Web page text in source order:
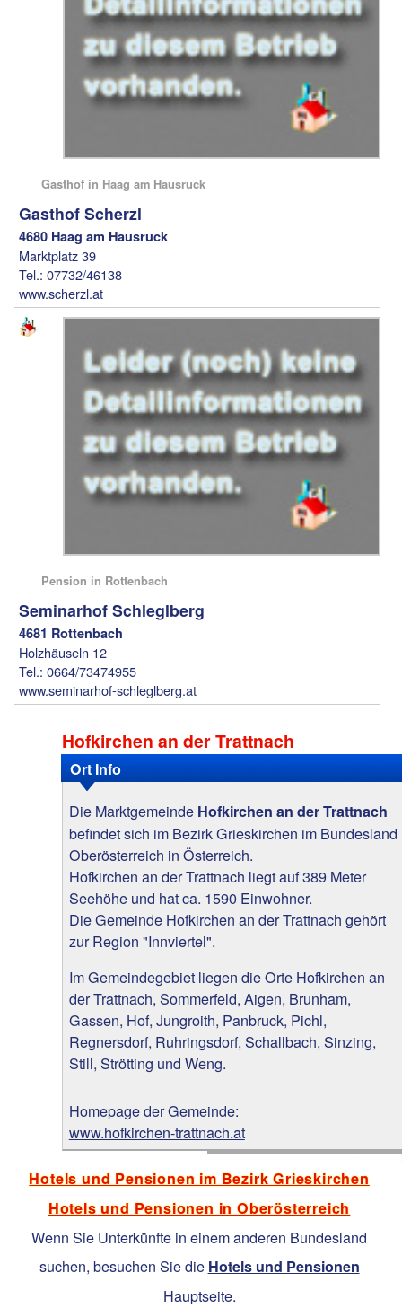
Gasthof in Haag am Hausruck
Gasthof Scherzl
4680 Haag am Hausruck
Marktplatz 39
Tel.: 07732/46138
www.scherzl.at
Pension in Rottenbach
Seminarhof Schleglberg
4681 Rottenbach
Holzhäuseln 12
Tel.: 0664/73474955
www.seminarhof-schleglberg.at
Hofkirchen an der Trattnach
Ort Info
Die Marktgemeinde Hofkirchen an der Trattnach
befindet sich im Bezirk Grieskirchen im Bundesland
Oberösterreich in Österreich.
Hofkirchen an der Trattnach liegt auf 389 Meter
Seehöhe und hat ca. 1590 Einwohner.
Die Gemeinde Hofkirchen an der Trattnach gehört
zur Region "Innviertel".
Im Gemeindegebiet liegen die Orte Hofkirchen an
der Trattnach, Sommerfeld, Aigen, Brunham,
Gassen, Hof, Jungroith, Panbruck, Pichl,
Regnersdorf, Ruhringsdorf, Schallbach, Sinzing,
Still, Strötting und Weng.
Homepage der Gemeinde:
www.hofkirchen-trattnach.at
Hotels und Pensionen im Bezirk Grieskirchen
Hotels und Pensionen in Oberösterreich
Wenn Sie Unterkünfte in einem anderen Bundesland
suchen, besuchen Sie die Hotels und Pensionen
Hauptseite.